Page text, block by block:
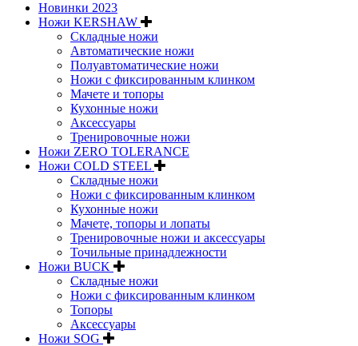
Новинки 2023
Ножи KERSHAW
Складные ножи
Автоматические ножи
Полуавтоматические ножи
Ножи с фиксированным клинком
Мачете и топоры
Кухонные ножи
Аксессуары
Тренировочные ножи
Ножи ZERO TOLERANCE
Ножи COLD STEEL
Складные ножи
Ножи с фиксированным клинком
Кухонные ножи
Мачете, топоры и лопаты
Тренировочные ножи и аксессуары
Точильные принадлежности
Ножи BUCK
Складные ножи
Ножи с фиксированным клинком
Топоры
Аксессуары
Ножи SOG